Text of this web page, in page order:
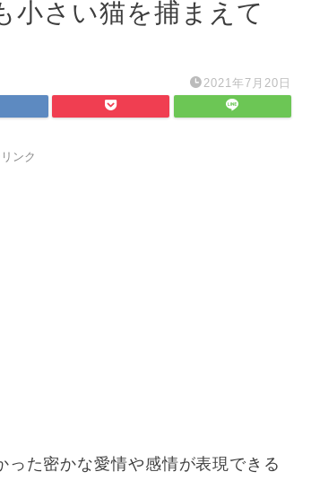
小さい猫を捕まえて
2021年7月20日
ンク
った密かな愛情や感情が表現できる